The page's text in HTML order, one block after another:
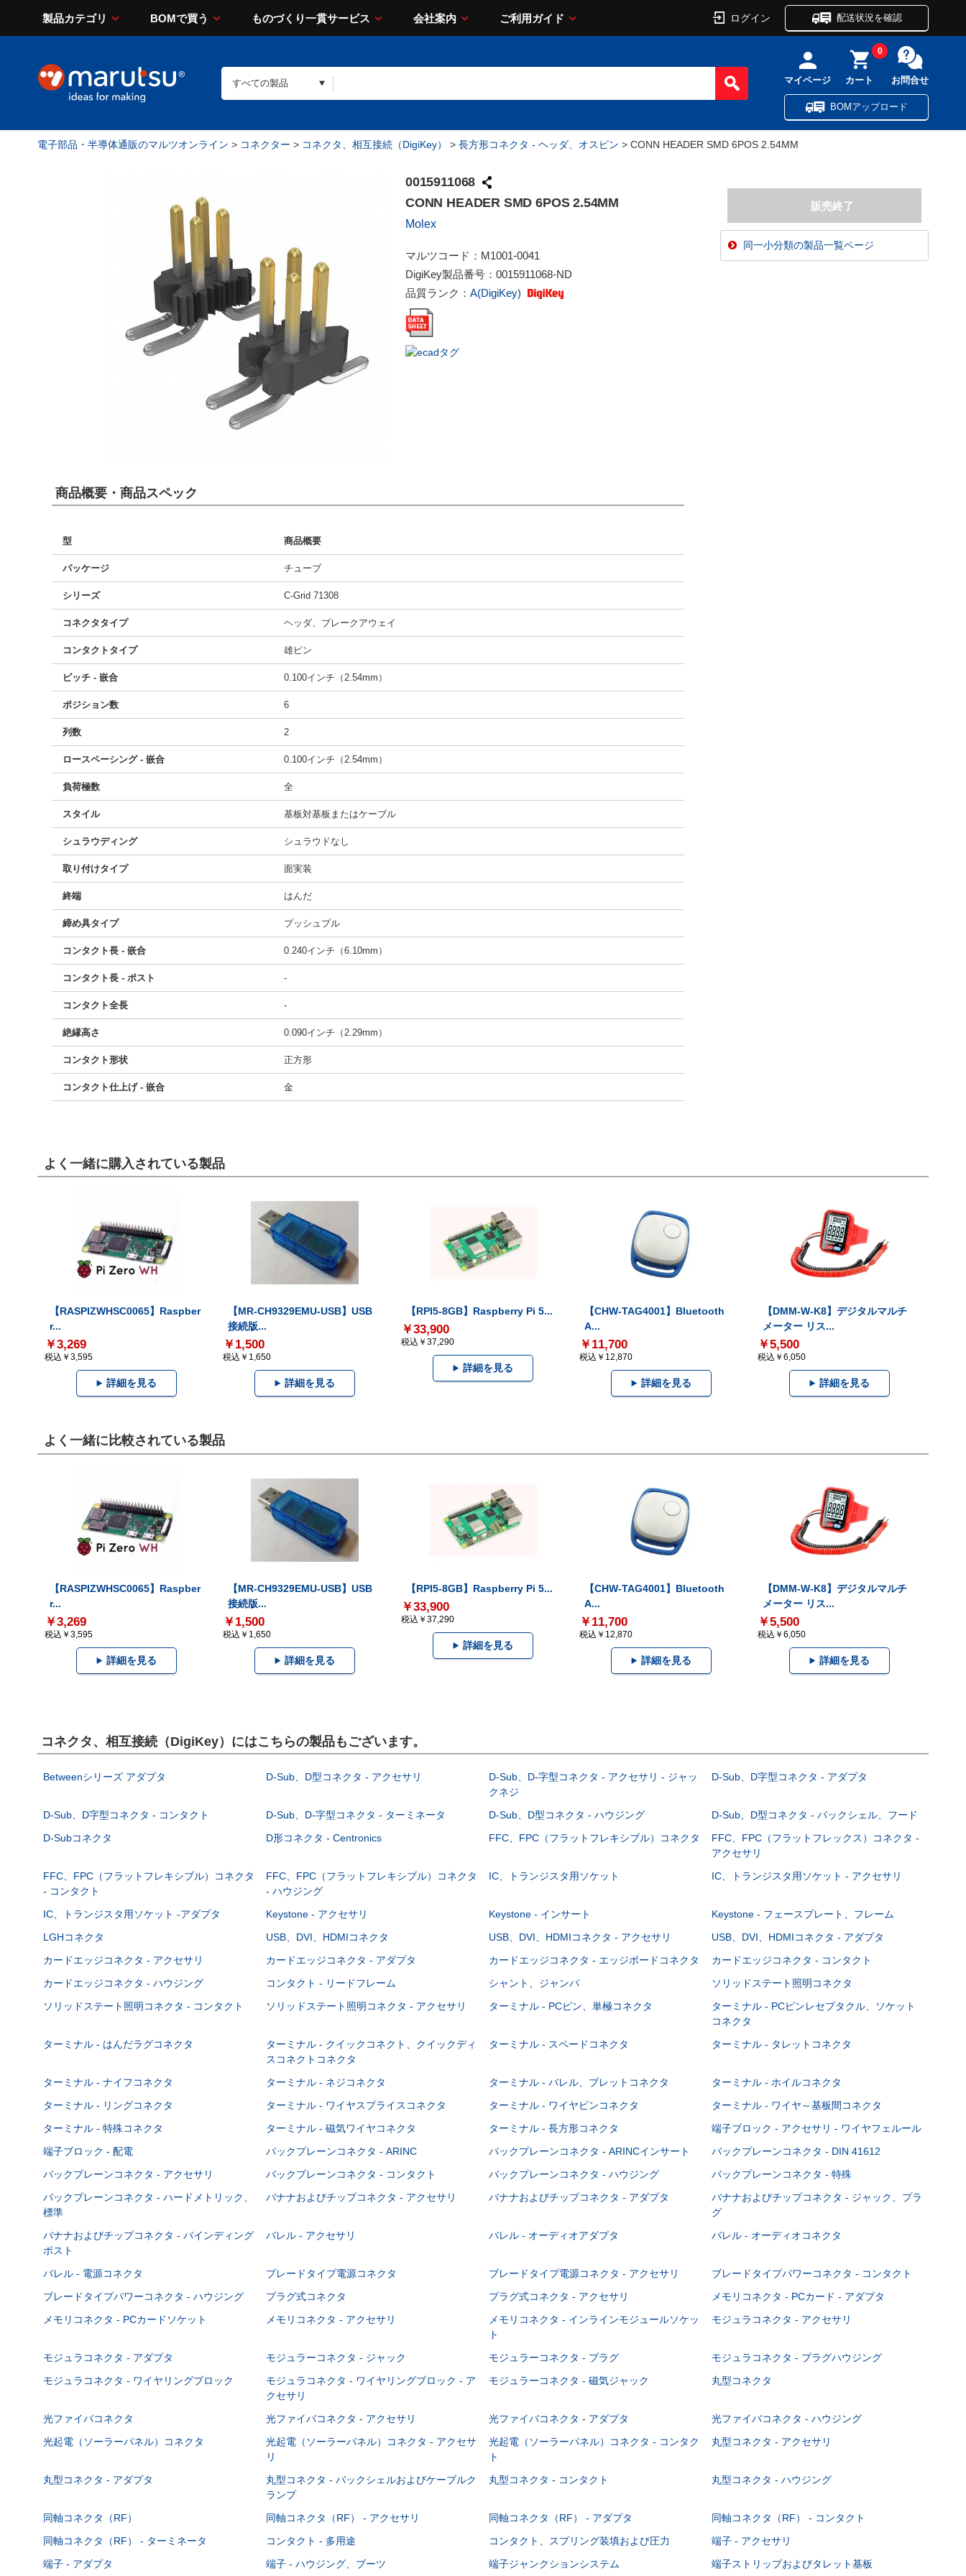
製品カテゴリ BOMで買う ものづくり一貫サービス 会社案内 ご利用ガイド ログイン 配送状況を確認
マイページ カート
0
お問合せ
BOMアップロード
電子部品・半導体通販のマルツオンライン > コネクター > コネクタ、相互接続（DigiKey） > 長方形コネクタ - ヘッダ、オスピン > CONN HEADER SMD 6POS 2.54MM
0015911068
CONN HEADER SMD 6POS 2.54MM
Molex
マルツコード： M1001-0041
DigiKey製品番号： 0015911068-ND
品質ランク： A(DigiKey)
同一小分類の製品一覧ページ
商品概要・商品スペック
型 商品概要
パッケージ チューブ
シリーズ C-Grid 71308
コネクタタイプ ヘッダ、ブレークアウェイ
コンタクトタイプ 雄ピン
ピッチ - 嵌合 0.100インチ（2.54mm）
ポジション数 6
列数 2
ロースペーシング - 嵌合 0.100インチ（2.54mm）
負荷極数 全
スタイル 基板対基板またはケーブル
シュラウディング シュラウドなし
取り付けタイプ 面実装
終端 はんだ
締め具タイプ プッシュプル
コンタクト長 - 嵌合 0.240インチ（6.10mm）
コンタクト長 - ポスト -
コンタクト全長 -
絶縁高さ 0.090インチ（2.29mm）
コンタクト形状 正方形
コンタクト仕上げ - 嵌合 金
よく一緒に購入されている製品
【RASPIZWHSC0065】Raspber
r...
￥3,269
税込￥3,595
詳細を見る
【MR-CH9329EMU-USB】USB
接続版...
￥1,500
税込￥1,650
詳細を見る
【RPI5-8GB】Raspberry Pi 5...
￥33,900
税込￥37,290
詳細を見る
【CHW-TAG4001】Bluetooth
A...
￥11,700
税込￥12,870
詳細を見る
【DMM-W-K8】デジタルマルチ
メーター リス...
￥5,500
税込￥6,050
詳細を見る
よく一緒に比較されている製品
【RASPIZWHSC0065】Raspber
r...
￥3,269
税込￥3,595
詳細を見る
【MR-CH9329EMU-USB】USB
接続版...
￥1,500
税込￥1,650
詳細を見る
【RPI5-8GB】Raspberry Pi 5...
￥33,900
税込￥37,290
詳細を見る
【CHW-TAG4001】Bluetooth
A...
￥11,700
税込￥12,870
詳細を見る
【DMM-W-K8】デジタルマルチ
メーター リス...
￥5,500
税込￥6,050
詳細を見る
コネクタ、相互接続（DigiKey）にはこちらの製品もございます。
Betweenシリーズ アダプタ D-Sub、D型コネクタ - アクセサリ
D-Sub、D-字型コネクタ - アクセサリ - ジャッ
クネジ
D-Sub、D字型コネクタ - アダプタ
D-Sub、D字型コネクタ - コンタクト D-Sub、D-字型コネクタ - ターミネータ D-Sub、D型コネクタ - ハウジング
D-Sub、D型コネクタ - バックシェル、フード
D-Subコネクタ
D形コネクタ - Centronics FFC、FPC（フラットフレキシブル）コネクタ
FFC、FPC（フラットフレックス）コネクタ -
アクセサリ
FFC、FPC（フラットフレキシブル）コネクタ
- コンタクト
FFC、FPC（フラットフレキシブル）コネクタ
- ハウジング
IC、トランジスタ用ソケット IC、トランジスタ用ソケット - アクセサリ
IC、トランジスタ用ソケット -アダプタ Keystone - アクセサリ Keystone - インサート
Keystone - フェースプレート、フレーム
LGHコネクタ
USB、DVI、HDMIコネクタ USB、DVI、HDMIコネクタ - アクセサリ
USB、DVI、HDMIコネクタ - アダプタ
カードエッジコネクタ - アクセサリ
カードエッジコネクタ - アダプタ カードエッジコネクタ - エッジボードコネクタ
カードエッジコネクタ - コンタクト
カードエッジコネクタ - ハウジング
コンタクト - リードフレーム シャント、ジャンパ
ソリッドステート照明コネクタ
ソリッドステート照明コネクタ - コンタクト
ソリッドステート照明コネクタ - アクセサリ ターミナル - PCピン、単極コネクタ
ターミナル - PCピンレセプタクル、ソケット
コネクタ
ターミナル - はんだラグコネクタ
ターミナル - クイックコネクト、クイックディ
スコネクトコネクタ
ターミナル - スペードコネクタ ターミナル - タレットコネクタ
ターミナル - ナイフコネクタ ターミナル - ネジコネクタ ターミナル - バレル、ブレットコネクタ
ターミナル - ホイルコネクタ
ターミナル - リングコネクタ
ターミナル - ワイヤスプライスコネクタ ターミナル - ワイヤピンコネクタ
ターミナル - ワイヤ～基板間コネクタ
ターミナル - 特殊コネクタ
ターミナル - 磁気ワイヤコネクタ ターミナル - 長方形コネクタ
端子ブロック - アクセサリ - ワイヤフェルール
端子ブロック - 配電
バックプレーンコネクタ - ARINC バックプレーンコネクタ - ARINCインサート
バックプレーンコネクタ - DIN 41612
バックプレーンコネクタ - アクセサリ
バックプレーンコネクタ - コンタクト バックプレーンコネクタ - ハウジング
バックプレーンコネクタ - 特殊
バックプレーンコネクタ - ハードメトリック、
標準
バナナおよびチップコネクタ - アクセサリ バナナおよびチップコネクタ - アダプタ
バナナおよびチップコネクタ - ジャック、プラ
グ
バナナおよびチップコネクタ - バインディング
ポスト
バレル - アクセサリ バレル - オーディオアダプタ バレル - オーディオコネクタ
バレル - 電源コネクタ ブレードタイプ電源コネクタ ブレードタイプ電源コネクタ - アクセサリ
ブレードタイプパワーコネクタ - コンタクト
ブレードタイプパワーコネクタ - ハウジング
プラグ式コネクタ プラグ式コネクタ - アクセサリ
メモリコネクタ - PCカード - アダプタ
メモリコネクタ - PCカードソケット
メモリコネクタ - アクセサリ
メモリコネクタ - インラインモジュールソケッ
ト
モジュラコネクタ - アクセサリ
モジュラコネクタ - アダプタ モジュラーコネクタ - ジャック モジュラーコネクタ - プラグ
モジュラコネクタ - プラグハウジング
モジュラコネクタ - ワイヤリングブロック
モジュラコネクタ - ワイヤリングブロック - ア
クセサリ
モジュラーコネクタ - 磁気ジャック 丸型コネクタ
光ファイバコネクタ 光ファイバコネクタ - アクセサリ 光ファイバコネクタ - アダプタ
光ファイバコネクタ - ハウジング
光起電（ソーラーパネル）コネクタ
光起電（ソーラーパネル）コネクタ - アクセサ
リ
光起電（ソーラーパネル）コネクタ - コンタク
ト
丸型コネクタ - アクセサリ
丸型コネクタ - アダプタ
丸型コネクタ - バックシェルおよびケーブルク
ランプ
丸型コネクタ - コンタクト 丸型コネクタ - ハウジング
同軸コネクタ（RF） 同軸コネクタ（RF） - アクセサリ 同軸コネクタ（RF） - アダプタ
同軸コネクタ（RF） - コンタクト
同軸コネクタ（RF） - ターミネータ
コンタクト - 多用途 コンタクト、スプリング装填および圧力
端子 - アクセサリ
端子 - アダプタ
端子 - ハウジング、ブーツ 端子ジャンクションシステム 端子ストリップおよびタレット基板